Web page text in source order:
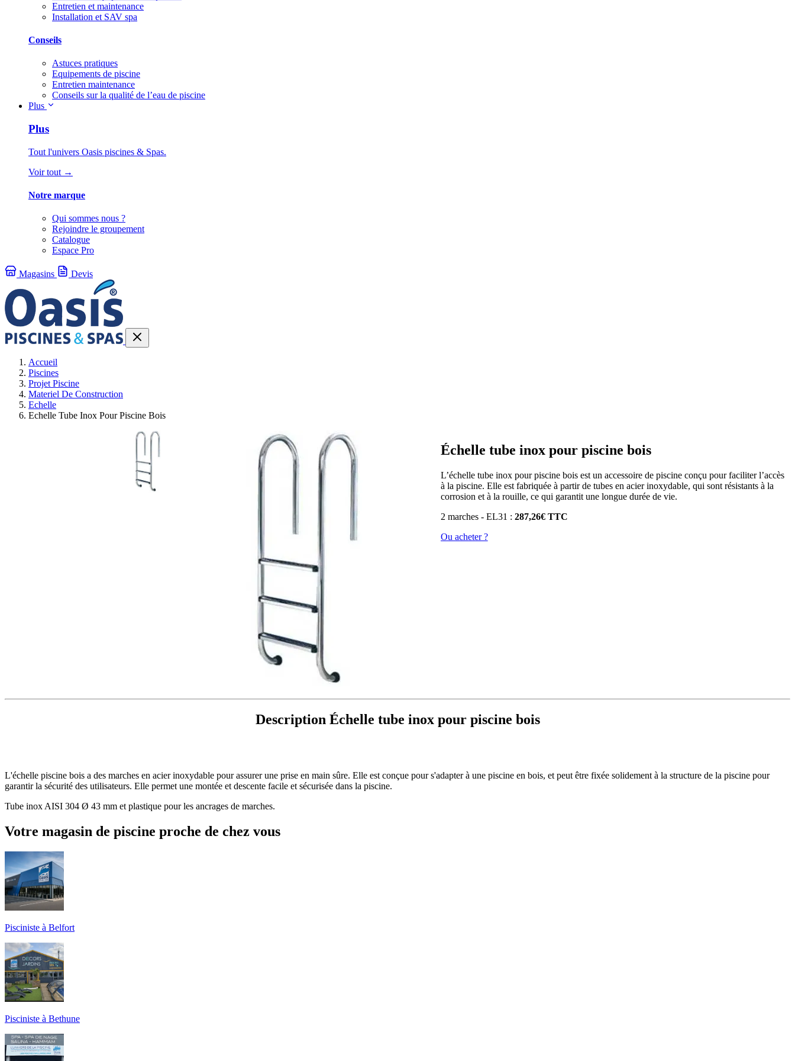
Entretien et maintenance
Installation et SAV spa
Conseils
Astuces pratiques
Equipements de piscine
Entretien maintenance
Conseils sur la qualité de l’eau de piscine
Plus
Plus
Tout l'univers Oasis piscines & Spas.
Voir tout →
Notre marque
Qui sommes nous ?
Rejoindre le groupement
Catalogue
Espace Pro
Magasins Devis
Accueil
Piscines
Projet Piscine
Materiel De Construction
Echelle
Echelle Tube Inox Pour Piscine Bois
Échelle tube inox pour piscine bois
L’échelle tube inox pour piscine bois est un accessoire de piscine conçu pour faciliter l’accès
à la piscine. Elle est fabriquée à partir de tubes en acier inoxydable, qui sont résistants à la
corrosion et à la rouille, ce qui garantit une longue durée de vie.
2 marches - EL31 : 287,26€ TTC
Ou acheter ?
Description Échelle tube inox pour piscine bois
L'échelle piscine bois a des marches en acier inoxydable pour assurer une prise en main sûre. Elle est conçue pour s'adapter à une piscine en bois, et peut être fixée solidement à la structure de la piscine pour
garantir la sécurité des utilisateurs. Elle permet une montée et descente facile et sécurisée dans la piscine.
Tube inox AISI 304 Ø 43 mm et plastique pour les ancrages de marches.
Votre magasin de piscine proche de chez vous
Pisciniste à Belfort
Pisciniste à Bethune